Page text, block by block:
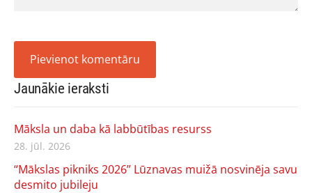
Jaunākie ieraksti
Māksla un daba kā labbūtības resurss
28. jūl. 2026
“Mākslas pikniks 2026” Lūznavas muižā nosvinēja savu
desmito jubileju